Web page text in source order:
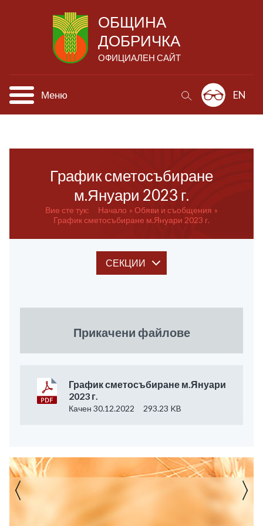
ОБЩИНА
ДОБРИЧКА
ОФИЦИАЛЕН САЙТ
Меню EN
График сметосъбиране
м.Януари 2023 г.
Вие сте тук: Начало
Обяви и съобщения
График сметосъбиране м.Януари 2023 г.
СЕКЦИИ
Прикачени файлове
График сметосъбиране м.Януари
2023 г.
Качен 30.12.2022 293.23 KB